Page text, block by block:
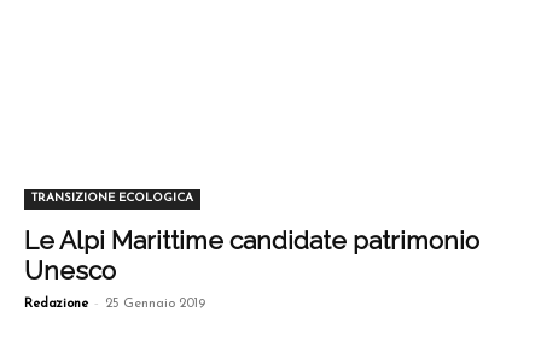
TRANSIZIONE ECOLOGICA
Le Alpi Marittime candidate patrimonio
Unesco
Redazione - 25 Gennaio 2019